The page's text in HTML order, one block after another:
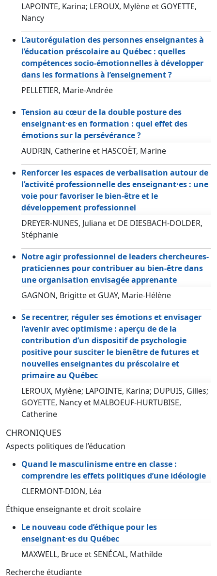
LAPOINTE, Karina; LEROUX, Mylène et GOYETTE,
Nancy
L’autorégulation des personnes enseignantes à
l’éducation préscolaire au Québec : quelles
compétences socio-émotionnelles à développer
dans les formations à l’enseignement ?
PELLETIER, Marie-Andrée
Tension au cœur de la double posture des
enseignant·es en formation : quel effet des
émotions sur la persévérance ?
AUDRIN, Catherine et HASCOËT, Marine
Renforcer les espaces de verbalisation autour de
l’activité professionnelle des enseignant·es : une
voie pour favoriser le bien-être et le
développement professionnel
DREYER-NUNES, Juliana et DE DIESBACH-DOLDER,
Stéphanie
Notre agir professionnel de leaders chercheures-
praticiennes pour contribuer au bien-être dans
une organisation envisagée apprenante
GAGNON, Brigitte et GUAY, Marie-Hélène
Se recentrer, réguler ses émotions et envisager
l’avenir avec optimisme : aperçu de de la
contribution d’un dispositif de psychologie
positive pour susciter le bienêtre de futures et
nouvelles enseignantes du préscolaire et
primaire au Québec
LEROUX, Mylène; LAPOINTE, Karina; DUPUIS, Gilles;
GOYETTE, Nancy et MALBOEUF-HURTUBISE,
Catherine
CHRONIQUES
Aspects politiques de l’éducation
Quand le masculinisme entre en classe :
comprendre les effets politiques d’une idéologie
CLERMONT-DION, Léa
Éthique enseignante et droit scolaire
Le nouveau code d’éthique pour les
enseignant·es du Québec
MAXWELL, Bruce et SENÉCAL, Mathilde
Recherche étudiante